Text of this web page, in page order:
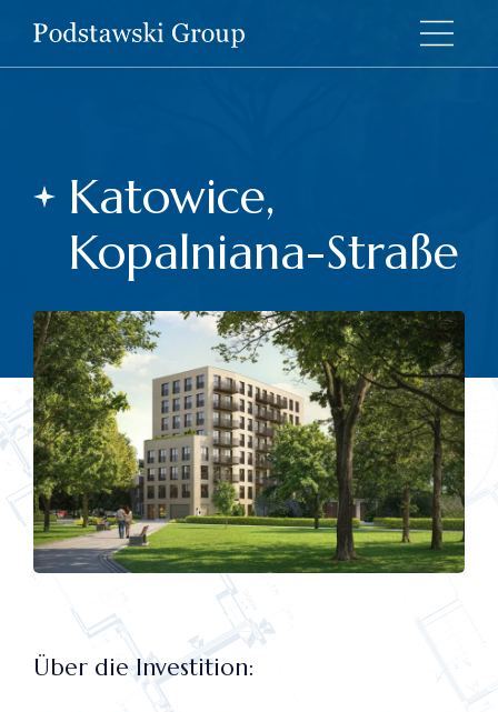
Katowice,
Kopalniana-Straße
Über die Investition: